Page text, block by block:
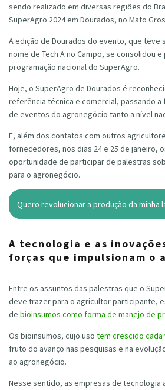
sendo realizado em diversas regiões do
SuperAgro 2024 em Dourados, no Mato
A edição de Dourados do evento, que teve
nome de Tech A no Campo, se consolidou
programação nacional do SuperAgro.
Hoje, o SuperAgro de Dourados é
referência técnica e comercial, passando
de eventos do agronegócio tanto a nível
E, além dos contatos com outros
fornecedores, nos dias 24 e 25 de janeiro,
oportunidade de participar de palestras
para o agronegócio.
Quero revolucionar a produção da minha
A tecnologia e as
forças que impulsionam o
Entre os assuntos das palestras que o
deve trazer para o agricultor participante,
de bioinsumos como forma de manejo de
Os bioinsumos, cujo uso tem crescido cada
fruto do avanço nas pesquisas e na
ao agronegócio.
Nesse sentido, as empresas de tecnologia